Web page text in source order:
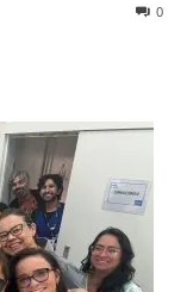
0